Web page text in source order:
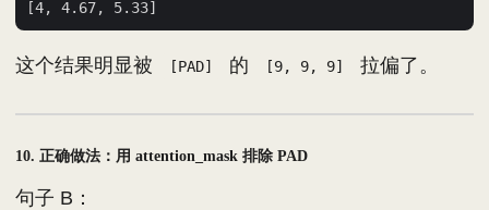
这个结果明显被 [PAD] 的 [9, 9, 9] 拉偏了。
10. 正确做法：用 attention_mask 排除 PAD
句子 B：